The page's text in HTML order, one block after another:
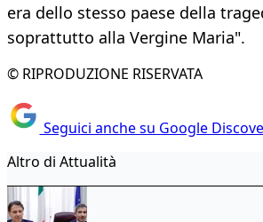
era dello stesso paese della
soprattutto alla Vergine Maria".
© RIPRODUZIONE RISERVATA
Seguici anche su Google
Altro di Attualità